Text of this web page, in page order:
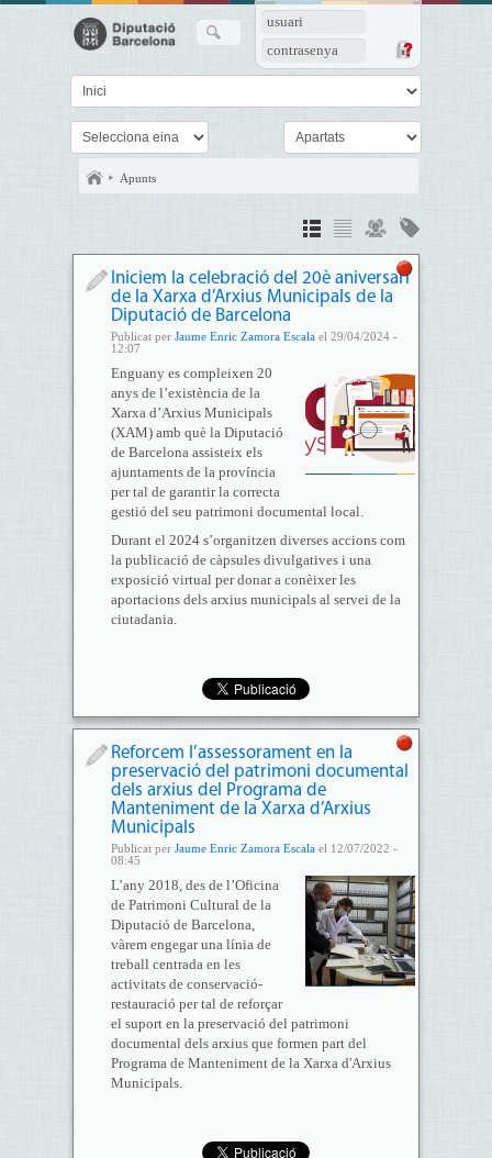
usuari
contrasenya
Apunts
Iniciem la celebració del 20è aniversari
de la Xarxa d’Arxius Municipals de la
Diputació de Barcelona
Publicat per Jaume Enric Zamora Escalael 29/04/2024 -
12:07
Enguany es compleixen 20
anys de l’existència de la
Xarxa d’Arxius Municipals
(XAM) amb què la Diputació
de Barcelona assisteix els
ajuntaments de la província
per tal de garantir la correcta
gestió del seu patrimoni documental local.
Durant el 2024 s’organitzen diverses accions com
la publicació de càpsules divulgatives i una
exposició virtual per donar a conèixer les
aportacions dels arxius municipals al servei de la
ciutadania.
Reforcem l’assessorament en la
preservació del patrimoni documental
dels arxius del Programa de
Manteniment de la Xarxa d’Arxius
Municipals
Publicat per Jaume Enric Zamora Escalael 12/07/2022 -
08:45
L’any 2018, des de l’Oficina
de Patrimoni Cultural de la
Diputació de Barcelona,
vàrem engegar una línia de
treball centrada en les
activitats de conservació-
restauració per tal de reforçar
el suport en la preservació del patrimoni
documental dels arxius que formen part del
Programa de Manteniment de la Xarxa d'Arxius
Municipals.